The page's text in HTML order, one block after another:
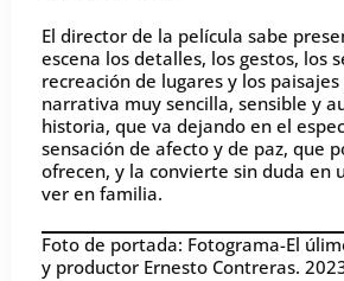
El director de la película sabe
escena los detalles, los gestos, los
recreación de lugares y los
narrativa muy sencilla, sensible y
historia, que va dejando en el
sensación de afecto y de paz, que
ofrecen, y la convierte sin duda en
ver en familia.
Foto de portada: Fotograma-El
y productor Ernesto Contreras.